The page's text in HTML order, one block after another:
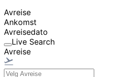
Avreise
Ankomst
Avreisedato
Live Search
Avreise